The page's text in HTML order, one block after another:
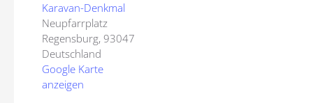
Karavan-Denkmal
Neupfarrplatz
Regensburg, 93047
Deutschland
Google Karte
anzeigen